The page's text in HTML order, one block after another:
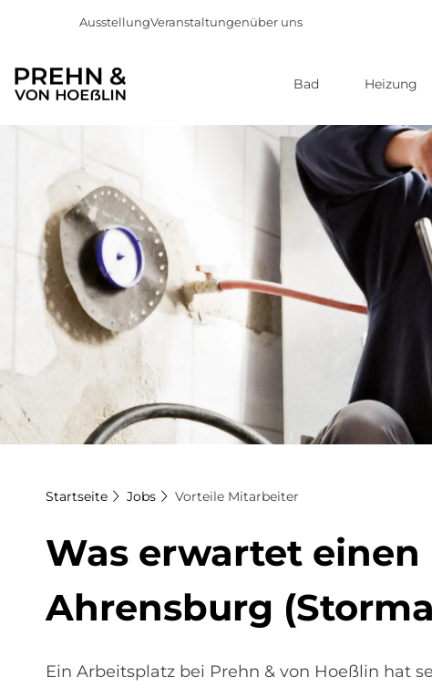
AusstellungVeranstaltungenüber uns
Bad Heizung
Startseite Jobs Vorteile Mitarbeiter
Was er­war­tet
Ah­rens­burg
Ein Arbeitsplatz bei Prehn & von Hoeßlin hat